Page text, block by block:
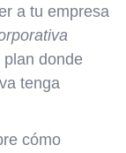
a tu empresa
plan donde
tenga
cómo